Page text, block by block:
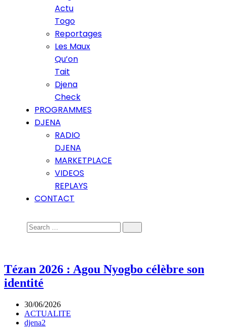
Actu
Togo
Reportages
Les Maux
Qu’on
Tait
Djena
Check
PROGRAMMES
DJENA
RADIO
DJENA
MARKETPLACE
VIDEOS
REPLAYS
CONTACT
Tézan 2026 : Agou Nyogbo célèbre son
identité
30/06/2026
ACTUALITE
djena2